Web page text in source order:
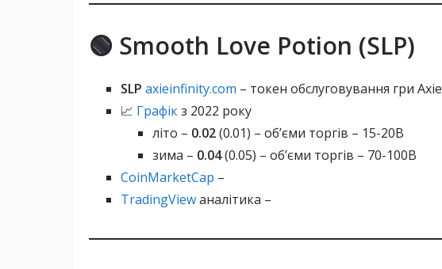
🟢 Smooth Love Potion (SLP)
SLP axieinfinity.com – токен обслуговування гри Axie
📈 Графікз 2022 року
літо – 0.02(0.01) – об’єми торгів – 15-20В
зима – 0.04(0.05) – об’єми торгів – 70-100В
CoinMarketCap –
TradingViewаналітика –